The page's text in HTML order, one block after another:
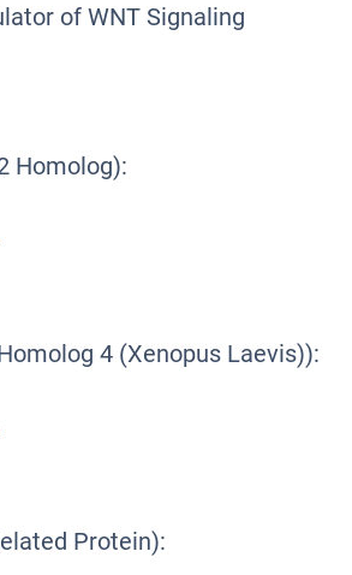
of WNT Signaling
Homolog):
4 (Xenopus Laevis)):
Protein):